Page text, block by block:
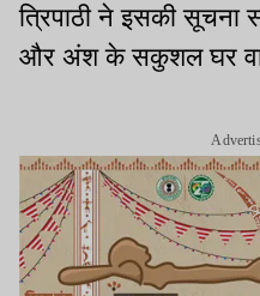
त्रिपाठी ने इसकी सूचना
और अंश के सकुशल घर